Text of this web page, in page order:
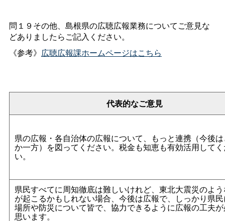
問１９その他、島根県の広聴広報業務についてご意見な
どありましたらご記入ください。
《参考》 広聴広報課ホームページはこちら
代表的なご意見
県の広報・各自治体の広報について、もっと連携（今後
か一方）を図ってください。税金も知恵も有効活用して
い。
県民すべてに周知徹底は難しいけれど、東北大震災のよ
が起こるかもしれない場合、今後は広報で、しっかり県
場所や防災について皆で、協力できるように広報の工夫
思います。